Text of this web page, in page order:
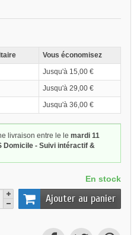
Vous économisez
Jusqu'à 15,00 €
Jusqu'à 29,00 €
Jusqu'à 36,00 €
livraison entre le le mardi 11
Domicile - Suivi intéractif &
En stock
Ajouter au panier